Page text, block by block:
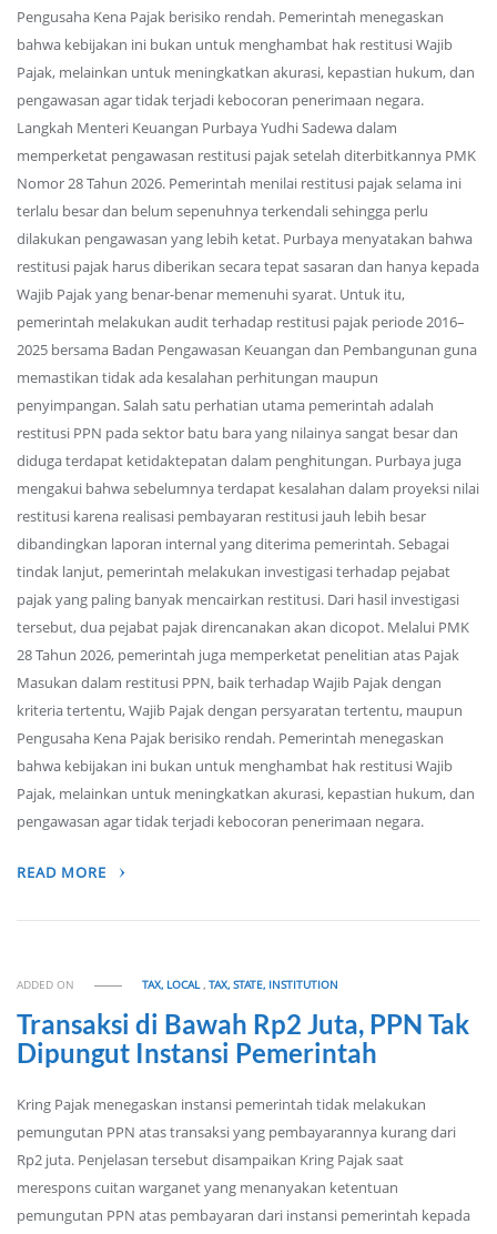
Pengusaha Kena Pajak berisiko rendah. Pemerintah menegaskan
bahwa kebijakan ini bukan untuk menghambat hak restitusi Wajib
Pajak, melainkan untuk meningkatkan akurasi, kepastian hukum, dan
pengawasan agar tidak terjadi kebocoran penerimaan negara.
Langkah Menteri Keuangan Purbaya Yudhi Sadewa dalam
memperketat pengawasan restitusi pajak setelah diterbitkannya PMK
Nomor 28 Tahun 2026. Pemerintah menilai restitusi pajak selama ini
terlalu besar dan belum sepenuhnya terkendali sehingga perlu
dilakukan pengawasan yang lebih ketat. Purbaya menyatakan bahwa
restitusi pajak harus diberikan secara tepat sasaran dan hanya kepada
Wajib Pajak yang benar-benar memenuhi syarat. Untuk itu,
pemerintah melakukan audit terhadap restitusi pajak periode 2016–
2025 bersama Badan Pengawasan Keuangan dan Pembangunan guna
memastikan tidak ada kesalahan perhitungan maupun
penyimpangan. Salah satu perhatian utama pemerintah adalah
restitusi PPN pada sektor batu bara yang nilainya sangat besar dan
diduga terdapat ketidaktepatan dalam penghitungan. Purbaya juga
mengakui bahwa sebelumnya terdapat kesalahan dalam proyeksi nilai
restitusi karena realisasi pembayaran restitusi jauh lebih besar
dibandingkan laporan internal yang diterima pemerintah. Sebagai
tindak lanjut, pemerintah melakukan investigasi terhadap pejabat
pajak yang paling banyak mencairkan restitusi. Dari hasil investigasi
tersebut, dua pejabat pajak direncanakan akan dicopot. Melalui PMK
28 Tahun 2026, pemerintah juga memperketat penelitian atas Pajak
Masukan dalam restitusi PPN, baik terhadap Wajib Pajak dengan
kriteria tertentu, Wajib Pajak dengan persyaratan tertentu, maupun
Pengusaha Kena Pajak berisiko rendah. Pemerintah menegaskan
bahwa kebijakan ini bukan untuk menghambat hak restitusi Wajib
Pajak, melainkan untuk meningkatkan akurasi, kepastian hukum, dan
pengawasan agar tidak terjadi kebocoran penerimaan negara.
READ MORE
ADDED ON TAX, LOCAL,TAX, STATE, INSTITUTION
Transaksi di Bawah Rp2 Juta, PPN Tak
Dipungut Instansi Pemerintah
Kring Pajak menegaskan instansi pemerintah tidak melakukan
pemungutan PPN atas transaksi yang pembayarannya kurang dari
Rp2 juta. Penjelasan tersebut disampaikan Kring Pajak saat
merespons cuitan warganet yang menanyakan ketentuan
pemungutan PPN atas pembayaran dari instansi pemerintah kepada